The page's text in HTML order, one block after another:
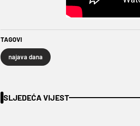
TAGOVI
najava dana
SLJEDEĆA VIJEST